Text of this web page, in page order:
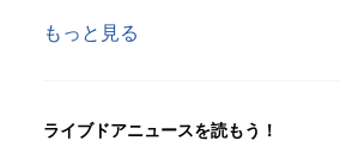
もっと見る
ライブドアニュースを読もう！